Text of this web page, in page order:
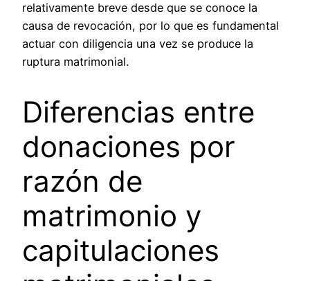
relativamente breve desde que se conoce la
causa de revocación, por lo que es fundamental
actuar con diligencia una vez se produce la
ruptura matrimonial.
Diferencias entre
donaciones por
razón de
matrimonio y
capitulaciones